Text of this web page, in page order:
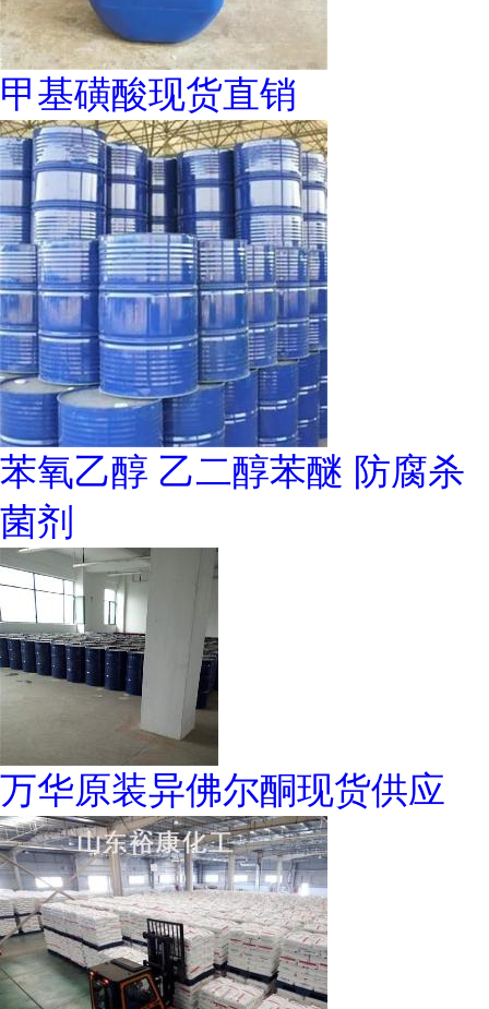
甲基磺酸现货直销
苯氧乙醇 乙二醇苯醚 防腐杀
菌剂
万华原装异佛尔酮现货供应